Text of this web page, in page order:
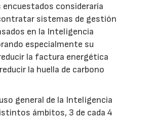
consideraría
sistemas de gestión
en la Inteligencia
especialmente su
la factura energética
la huella de carbono
general de la Inteligencia
ámbitos, 3 de cada 4